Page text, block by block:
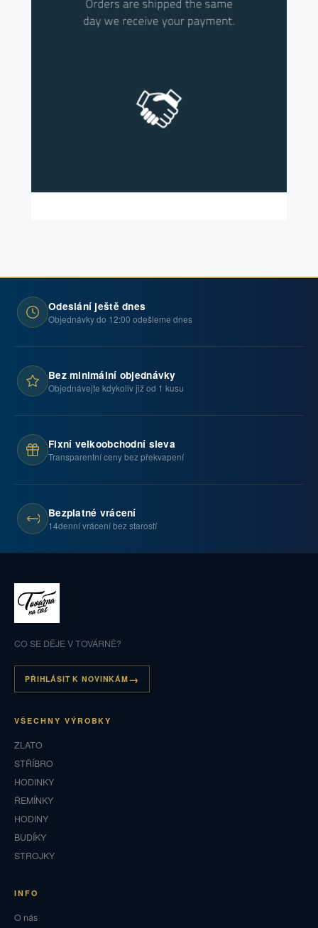
Odeslání ještě dnes
Objednávky do 12:00 odešleme dnes
Bez minimální objednávky
Objednávejte kdykoliv již od 1 kusu
Fixní velkoobchodní sleva
Transparentní ceny bez překvapení
Bezplatné vrácení
14denní vrácení bez starostí
CO SE DĚJE V TOVÁRNĚ?
PŘIHLÁSIT K NOVINKÁM
VŠECHNY VÝROBKY
ZLATO
STŘÍBRO
HODINKY
ŘEMÍNKY
HODINY
BUDÍKY
STROJKY
INFO
O nás